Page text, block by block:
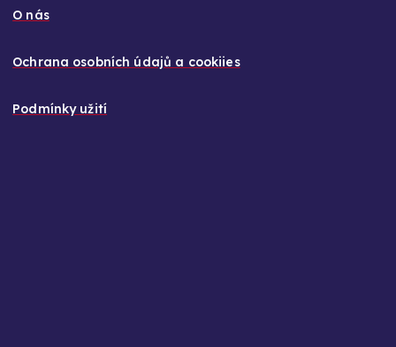
O nás
Ochrana osobních údajů a cookiies
Podmínky užití